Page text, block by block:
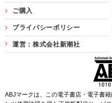
ご購入
プライバシーポリシー
運営：株式会社新潮社
ABJマークは、この電子書店・電子書